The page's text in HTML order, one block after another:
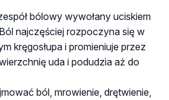
bólowy wywołany uciskiem
Ból najczęściej rozpoczyna się w
kręgosłupa i promieniuje przez
uda i podudzia aż do
ból, mrowienie, drętwienie,